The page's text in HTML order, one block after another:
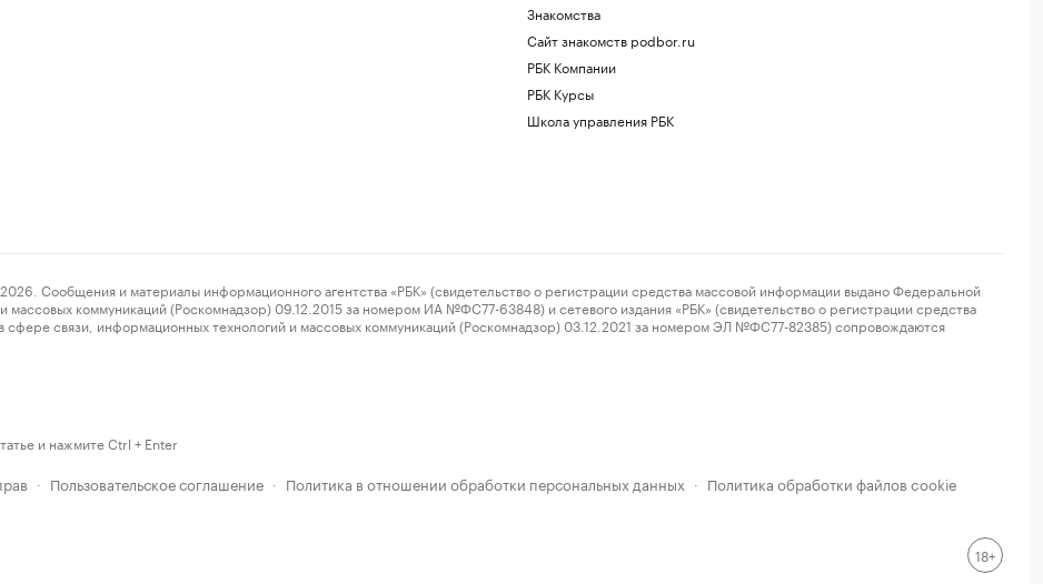
Знакомства
Сайт знакомств podbor.ru
РБК Компании
РБК Курсы
Школа управления РБК
и материалы информационного агентства «РБК» (свидетельство о регистрации средства массовой информации выдано Федеральной
коммуникаций (Роскомнадзор) 09.12.2015 за номером ИА №ФС77-63848) и сетевого издания «РБК» (свидетельство о регистрации средства
связи, информационных технологий и массовых коммуникаций (Роскомнадзор) 03.12.2021 за номером ЭЛ №ФС77-82385) сопровождаются
и нажмите Ctrl + Enter
· Пользовательское соглашение · Политика в отношении обработки персональных данных · Политика обработки файлов cookie
18+